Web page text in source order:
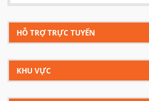
HỖ TRỢ TRỰC TUYẾN
KHU VỰC